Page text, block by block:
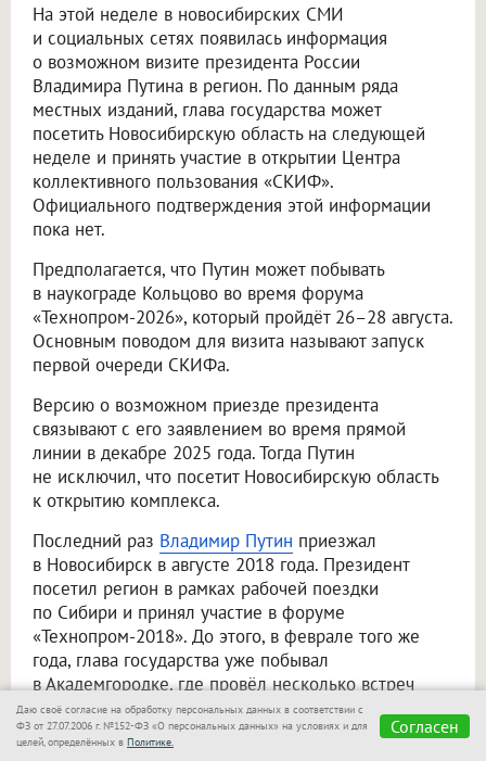
На этой неделе в новосибирских СМИ
и социальных сетях появилась информация
о возможном визите президента России
Владимира Путина в регион. По данным ряда
местных изданий, глава государства может
посетить Новосибирскую область на следующей
неделе и принять участие в открытии Центра
коллективного пользования «СКИФ».
Официального подтверждения этой информации
пока нет.
Предполагается, что Путин может побывать
в наукограде Кольцово во время форума
«Технопром-2026», который пройдёт 26–28 августа.
Основным поводом для визита называют запуск
первой очереди СКИФа.
Версию о возможном приезде президента
связывают с его заявлением во время прямой
линии в декабре 2025 года. Тогда Путин
не исключил, что посетит Новосибирскую область
к открытию комплекса.
Последний раз Владимир Путин приезжал
в Новосибирск в августе 2018 года. Президент
посетил регион в рамках рабочей поездки
по Сибири и принял участие в форуме
«Технопром-2018». До этого, в феврале того же
года, глава государства уже побывал
в Академгородке, где провёл несколько встреч
с учёными и посетил Институт ядерной физики
имени Г. И. Будкера.
Даю своё согласие на обработку персональных данных в соответствии с
ФЗ от 27.07.2006 г. №152-ФЗ «О персональных данных» на условиях и для
целей, определённых в Политике.
Согласен